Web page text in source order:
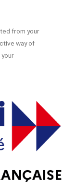
from your
way of